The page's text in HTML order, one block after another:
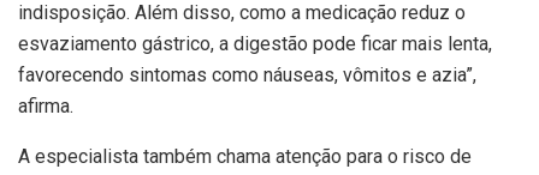
indisposição. Além disso, como a medicação reduz o
esvaziamento gástrico, a digestão pode ficar mais lenta,
favorecendo sintomas como náuseas, vômitos e azia”,
afirma.
A especialista também chama atenção para o risco de